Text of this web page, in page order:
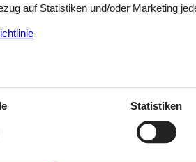
jeden Zweifel auch eine passende
beliebt und somit auch
sehen lassen.
viel mehr Luxus zu erwarten. Sehr
Fall beendet sein soll.
auf Statistiken und/oder Marketing
Statistiken